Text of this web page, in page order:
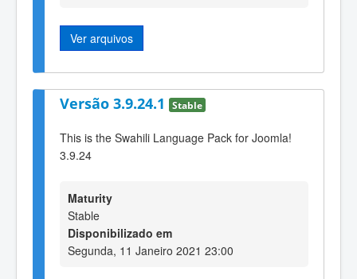
Ver arquivos
Versão 3.9.24.1 Stable
This is the Swahili Language Pack for Joomla!
3.9.24
Maturity
Stable
Disponibilizado em
Segunda, 11 Janeiro 2021 23:00